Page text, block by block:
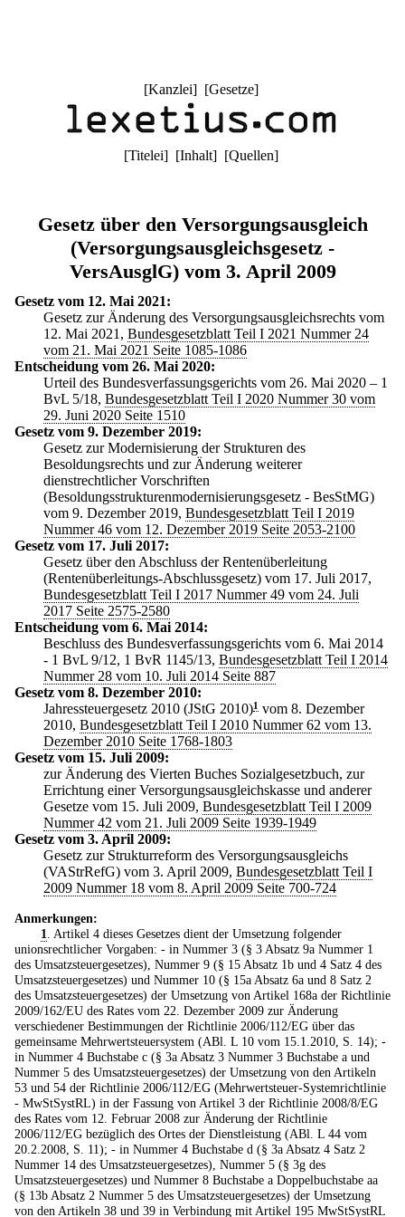
[Kanzlei] [Gesetze]
[Titelei] [Inhalt] [Quellen]
Gesetz über den Versorgungsausgleich
(Versorgungsausgleichsgesetz -
VersAusglG) vom 3. April 2009
Gesetz vom 12. Mai 2021:
Gesetz zur Änderung des Versorgungsausgleichsrechts vom
12. Mai 2021, Bundesgesetzblatt Teil I 2021 Nummer 24
vom 21. Mai 2021 Seite 1085-1086
Entscheidung vom 26. Mai 2020:
Urteil des Bundesverfassungsgerichts vom 26. Mai 2020 – 1
BvL 5/18, Bundesgesetzblatt Teil I 2020 Nummer 30 vom
29. Juni 2020 Seite 1510
Gesetz vom 9. Dezember 2019:
Gesetz zur Modernisierung der Strukturen des
Besoldungsrechts und zur Änderung weiterer
dienstrechtlicher Vorschriften
(Besoldungsstrukturenmodernisierungsgesetz - BesStMG)
vom 9. Dezember 2019, Bundesgesetzblatt Teil I 2019
Nummer 46 vom 12. Dezember 2019 Seite 2053-2100
Gesetz vom 17. Juli 2017:
Gesetz über den Abschluss der Rentenüberleitung
(Rentenüberleitungs-Abschlussgesetz) vom 17. Juli 2017,
Bundesgesetzblatt Teil I 2017 Nummer 49 vom 24. Juli
2017 Seite 2575-2580
Entscheidung vom 6. Mai 2014:
Beschluss des Bundesverfassungsgerichts vom 6. Mai 2014
- 1 BvL 9/12, 1 BvR 1145/13, Bundesgesetzblatt Teil I 2014
Nummer 28 vom 10. Juli 2014 Seite 887
Gesetz vom 8. Dezember 2010:
Jahressteuergesetz 2010 (JStG 2010)1
vom 8. Dezember
2010, Bundesgesetzblatt Teil I 2010 Nummer 62 vom 13.
Dezember 2010 Seite 1768-1803
Gesetz vom 15. Juli 2009:
zur Änderung des Vierten Buches Sozialgesetzbuch, zur
Errichtung einer Versorgungsausgleichskasse und anderer
Gesetze vom 15. Juli 2009, Bundesgesetzblatt Teil I 2009
Nummer 42 vom 21. Juli 2009 Seite 1939-1949
Gesetz vom 3. April 2009:
Gesetz zur Strukturreform des Versorgungsausgleichs
(VAStrRefG) vom 3. April 2009, Bundesgesetzblatt Teil I
2009 Nummer 18 vom 8. April 2009 Seite 700-724
Anmerkungen:
1
. Artikel 4 dieses Gesetzes dient der Umsetzung folgender
unionsrechtlicher Vorgaben: - in Nummer 3 (§ 3 Absatz 9a Nummer 1
des Umsatzsteuergesetzes), Nummer 9 (§ 15 Absatz 1b und 4 Satz 4 des
Umsatzsteuergesetzes) und Nummer 10 (§ 15a Absatz 6a und 8 Satz 2
des Umsatzsteuergesetzes) der Umsetzung von Artikel 168a der Richtlinie
2009/162/EU des Rates vom 22. Dezember 2009 zur Änderung
verschiedener Bestimmungen der Richtlinie 2006/112/EG über das
gemeinsame Mehrwertsteuersystem (ABl. L 10 vom 15.1.2010, S. 14); -
in Nummer 4 Buchstabe c (§ 3a Absatz 3 Nummer 3 Buchstabe a und
Nummer 5 des Umsatzsteuergesetzes) der Umsetzung von den Artikeln
53 und 54 der Richtlinie 2006/112/EG (Mehrwertsteuer-Systemrichtlinie
- MwStSystRL) in der Fassung von Artikel 3 der Richtlinie 2008/8/EG
des Rates vom 12. Februar 2008 zur Änderung der Richtlinie
2006/112/EG bezüglich des Ortes der Dienstleistung (ABl. L 44 vom
20.2.2008, S. 11); - in Nummer 4 Buchstabe d (§ 3a Absatz 4 Satz 2
Nummer 14 des Umsatzsteuergesetzes), Nummer 5 (§ 3g des
Umsatzsteuergesetzes) und Nummer 8 Buchstabe a Doppelbuchstabe aa
(§ 13b Absatz 2 Nummer 5 des Umsatzsteuergesetzes) der Umsetzung
von den Artikeln 38 und 39 in Verbindung mit Artikel 195 MwStSystRL